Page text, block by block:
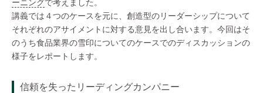
ーニングで考えました。
講義では４つのケースを元に、創造型のリーダーシップについて
それぞれのアサイメントに対する意見を出し合います。今回はそ
のうち食品業界の雪印についてのケースでのディスカッションの
様子をレポートします。
信頼を失ったリーディングカンパニー